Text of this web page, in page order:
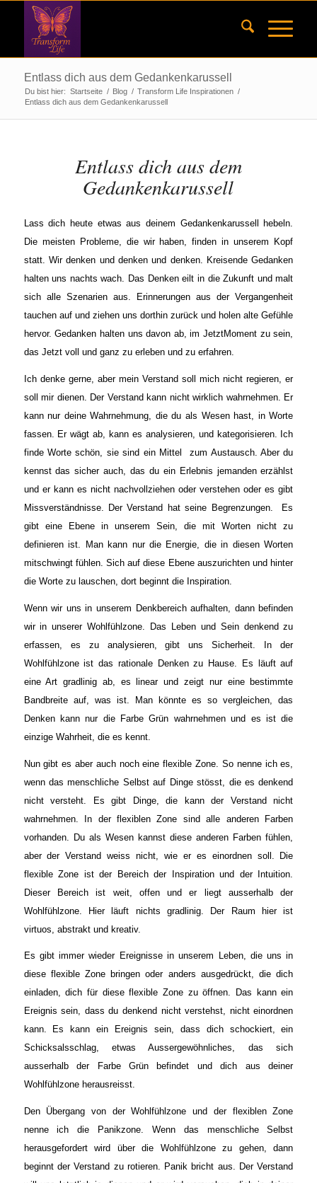
Entlass dich aus dem Gedankenkarussell
Du bist hier: Startseite / Blog / Transform Life Inspirationen /
Entlass dich aus dem Gedankenkarussell
Entlass dich aus dem
Gedankenkarussell
Lass dich heute etwas aus deinem Gedankenkarussell hebeln.
Die meisten Probleme, die wir haben, finden in unserem Kopf
statt. Wir denken und denken und denken. Kreisende Gedanken
halten uns nachts wach. Das Denken eilt in die Zukunft und malt
sich alle Szenarien aus. Erinnerungen aus der Vergangenheit
tauchen auf und ziehen uns dorthin zurück und holen alte Gefühle
hervor. Gedanken halten uns davon ab, im JetztMoment zu sein,
das Jetzt voll und ganz zu erleben und zu erfahren.
Ich denke gerne, aber mein Verstand soll mich nicht regieren, er
soll mir dienen. Der Verstand kann nicht wirklich wahrnehmen. Er
kann nur deine Wahrnehmung, die du als Wesen hast, in Worte
fassen. Er wägt ab, kann es analysieren, und kategorisieren. Ich
finde Worte schön, sie sind ein Mittel zum Austausch. Aber du
kennst das sicher auch, das du ein Erlebnis jemanden erzählst
und er kann es nicht nachvollziehen oder verstehen oder es gibt
Missverständnisse. Der Verstand hat seine Begrenzungen. Es
gibt eine Ebene in unserem Sein, die mit Worten nicht zu
definieren ist. Man kann nur die Energie, die in diesen Worten
mitschwingt fühlen. Sich auf diese Ebene auszurichten und hinter
die Worte zu lauschen, dort beginnt die Inspiration.
Wenn wir uns in unserem Denkbereich aufhalten, dann befinden
wir in unserer Wohlfühlzone. Das Leben und Sein denkend zu
erfassen, es zu analysieren, gibt uns Sicherheit. In der
Wohlfühlzone ist das rationale Denken zu Hause. Es läuft auf
eine Art gradlinig ab, es linear und zeigt nur eine bestimmte
Bandbreite auf, was ist. Man könnte es so vergleichen, das
Denken kann nur die Farbe Grün wahrnehmen und es ist die
einzige Wahrheit, die es kennt.
Nun gibt es aber auch noch eine flexible Zone. So nenne ich es,
wenn das menschliche Selbst auf Dinge stösst, die es denkend
nicht versteht. Es gibt Dinge, die kann der Verstand nicht
wahrnehmen. In der flexiblen Zone sind alle anderen Farben
vorhanden. Du als Wesen kannst diese anderen Farben fühlen,
aber der Verstand weiss nicht, wie er es einordnen soll. Die
flexible Zone ist der Bereich der Inspiration und der Intuition.
Dieser Bereich ist weit, offen und er liegt ausserhalb der
Wohlfühlzone. Hier läuft nichts gradlinig. Der Raum hier ist
virtuos, abstrakt und kreativ.
Es gibt immer wieder Ereignisse in unserem Leben, die uns in
diese flexible Zone bringen oder anders ausgedrückt, die dich
einladen, dich für diese flexible Zone zu öffnen. Das kann ein
Ereignis sein, dass du denkend nicht verstehst, nicht einordnen
kann. Es kann ein Ereignis sein, dass dich schockiert, ein
Schicksalsschlag, etwas Aussergewöhnliches, das sich
ausserhalb der Farbe Grün befindet und dich aus deiner
Wohlfühlzone herausreisst.
Den Übergang von der Wohlfühlzone und der flexiblen Zone
nenne ich die Panikzone. Wenn das menschliche Selbst
herausgefordert wird über die Wohlfühlzone zu gehen, dann
beginnt der Verstand zu rotieren. Panik bricht aus. Der Verstand